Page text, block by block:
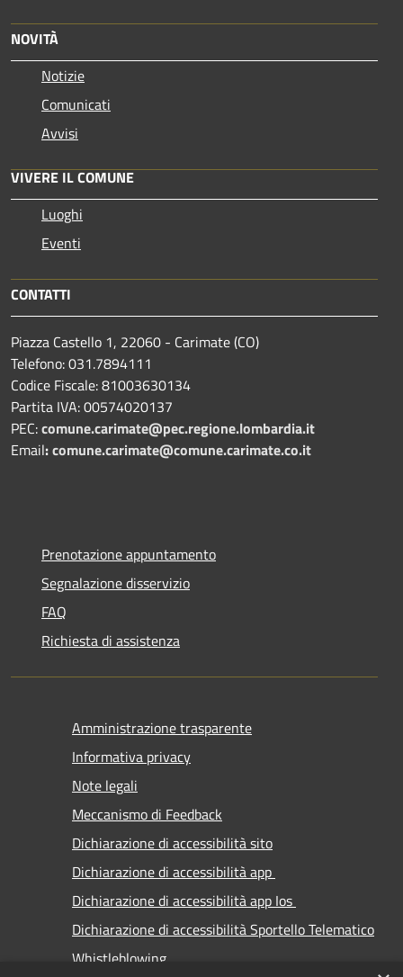
NOVITÀ
Notizie
Comunicati
Avvisi
VIVERE IL COMUNE
Luoghi
Eventi
CONTATTI
Piazza Castello 1, 22060 - Carimate (CO)
Telefono: 031.7894111
Codice Fiscale: 81003630134
Partita IVA: 00574020137
PEC:comune.carimate@pec.regione.lombardia.it
Email:comune.carimate@comune.carimate.co.it
Prenotazione appuntamento
Segnalazione disservizio
FAQ
Richiesta di assistenza
Amministrazione trasparente
Informativa privacy
Note legali
Meccanismo di Feedback
Dichiarazione di accessibilità sito
Dichiarazione di accessibilità app
Dichiarazione di accessibilità app Ios
Dichiarazione di accessibilità Sportello Telematico
Whistleblowing